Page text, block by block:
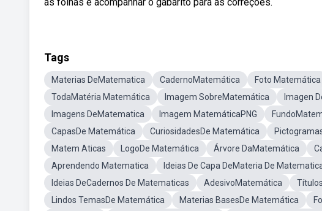
Tags
Materias DeMatematica CadernoMatemática Foto Matemática
TodaMatéria Matemática
Imagem SobreMatemática Imagen
Imagens DeMatematica
Imagem MatemáticaPNG
CapasDe Matemática
CuriosidadesDe Matemática
Matem Aticas
LogoDe Matemática Árvore DaMatemática
Aprendendo Matematica
Ideias De Capa DeMateria De
Ideias DeCadernos De Matematicas
AdesivoMatemática
Lindos TemasDe Matemática
Materias BasesDe Matemática